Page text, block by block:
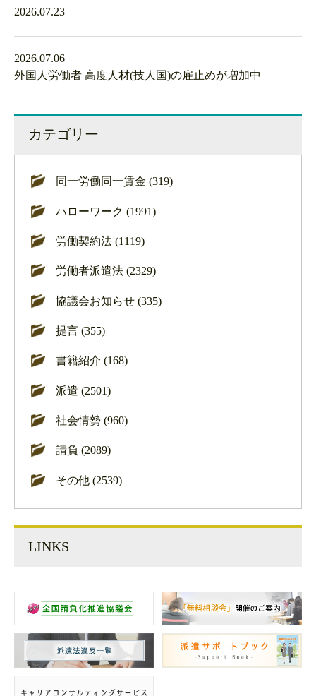
2026.07.23
2026.07.06
外国人労働者 高度人材(技人国)の雇止めが増加中
カテゴリー
同一労働同一賃金 (319)
ハローワーク (1991)
労働契約法 (1119)
労働者派遣法 (2329)
協議会お知らせ (335)
提言 (355)
書籍紹介 (168)
派遣 (2501)
社会情勢 (960)
請負 (2089)
その他 (2539)
LINKS